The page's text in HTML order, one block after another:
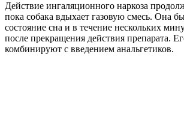
Действие ингаляционного наркоза
пока собака вдыхает газовую смесь. Она
состояние сна и в течение нескольких
после прекращения действия препарата.
комбинируют с введением анальгетиков.